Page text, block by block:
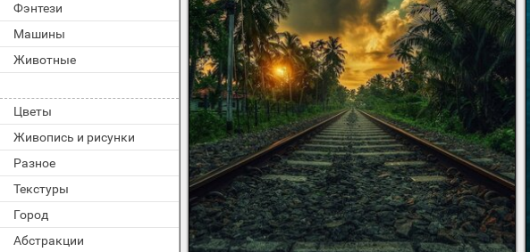
Фэнтези
Машины
Животные
Цветы
Живопись и рисунки
Разное
Текстуры
Город
Абстракции